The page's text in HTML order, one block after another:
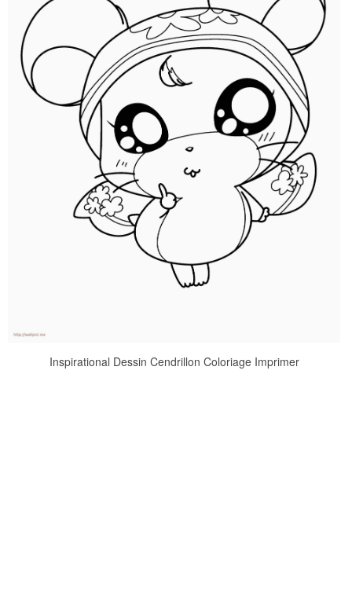
Inspirational Dessin Cendrillon Coloriage Imprimer